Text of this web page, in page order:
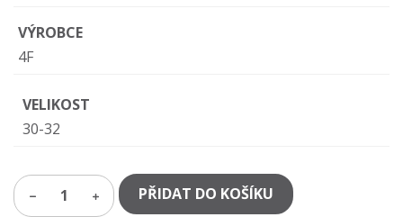
VÝROBCE
4F
VELIKOST
30-32
1 PŘIDAT DO KOŠÍKU